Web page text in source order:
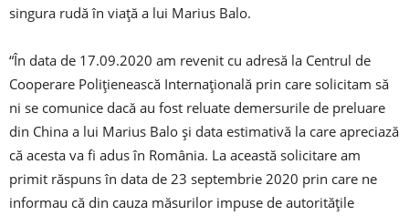
singura rudă în viață a lui Marius Balo.
“În data de 17.09.2020 am revenit cu adresă la Centrul de
Cooperare Polițienească Internațională prin care solicitam să
ni se comunice dacă au fost reluate demersurile de preluare
din China a lui Marius Balo și data estimativă la care apreciază
că acesta va fi adus în România. La această solicitare am
primit răspuns în data de 23 septembrie 2020 prin care ne
informau că din cauza măsurilor impuse de autoritățile